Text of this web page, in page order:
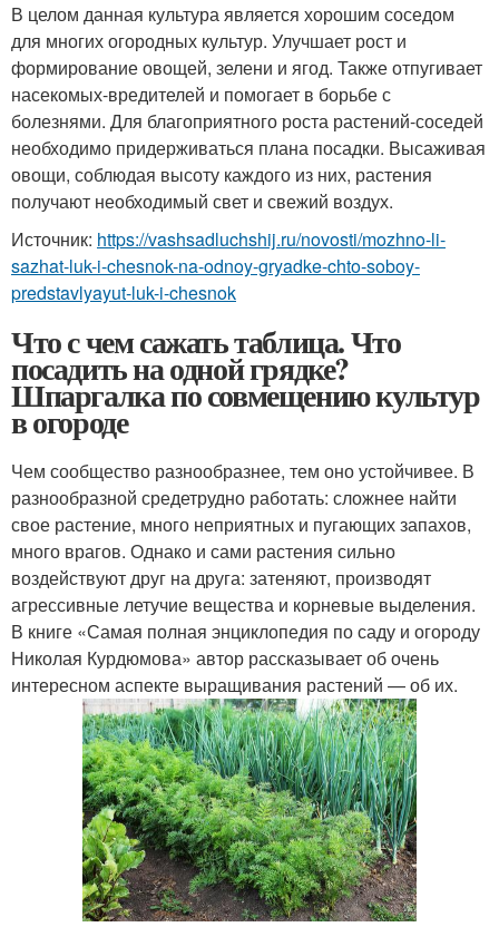
В целом данная культура является хорошим соседом
для многих огородных культур. Улучшает рост и
формирование овощей, зелени и ягод. Также отпугивает
насекомых-вредителей и помогает в борьбе с
болезнями. Для благоприятного роста растений-соседей
необходимо придерживаться плана посадки. Высаживая
овощи, соблюдая высоту каждого из них, растения
получают необходимый свет и свежий воздух.
Источник: https://vashsadluchshij.ru/novosti/mozhno-li-
sazhat-luk-i-chesnok-na-odnoy-gryadke-chto-soboy-
predstavlyayut-luk-i-chesnok
Что с чем сажать таблица. Что
посадить на одной грядке?
Шпаргалка по совмещению культур
в огороде
Чем сообщество разнообразнее, тем оно устойчивее. В
разнообразной средетрудно работать: сложнее найти
свое растение, много неприятных и пугающих запахов,
много врагов. Однако и сами растения сильно
воздействуют друг на друга: затеняют, производят
агрессивные летучие вещества и корневые выделения.
В книге «Самая полная энциклопедия по саду и огороду
Николая Курдюмова» автор рассказывает об очень
интересном аспекте выращивания растений — об их.